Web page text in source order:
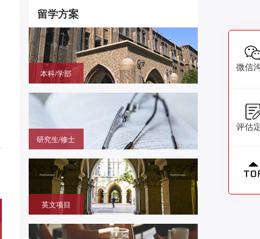
留学方案
本科/学部
申请目标大学
研究生/修士
研究科就读的offer
英文项目
本大学学部/修士/博士课程
微信
评估